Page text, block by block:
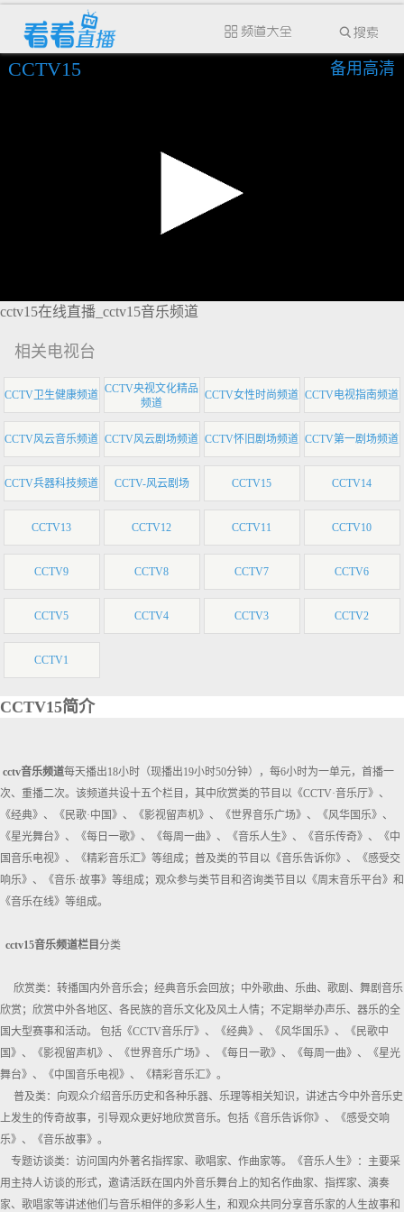
CCTV15 备用高清
cctv15在线直播_cctv15音乐频道
相关电视台
CCTV卫生健康频道 CCTV央视文化精品
频道
CCTV女性时尚频道 CCTV电视指南频道
CCTV风云音乐频道 CCTV风云剧场频道 CCTV怀旧剧场频道 CCTV第一剧场频道
CCTV兵器科技频道 CCTV-风云剧场 CCTV15 CCTV14
CCTV13 CCTV12 CCTV11 CCTV10
CCTV9 CCTV8 CCTV7 CCTV6
CCTV5 CCTV4 CCTV3 CCTV2
CCTV1
CCTV15简介
cctv音乐频道每天播出18小时（现播出19小时50分钟），每6小时为一单元，首播一
次、重播二次。该频道共设十五个栏目，其中欣赏类的节目以《CCTV·音乐厅》、
《经典》、《民歌·中国》、《影视留声机》、《世界音乐广场》、《风华国乐》、
《星光舞台》、《每日一歌》、《每周一曲》、《音乐人生》、《音乐传奇》、《中
国音乐电视》、《精彩音乐汇》等组成；普及类的节目以《音乐告诉你》、《感受交
响乐》、《音乐·故事》等组成；观众参与类节目和咨询类节目以《周末音乐平台》和
《音乐在线》等组成。
cctv15音乐频道栏目 分类
欣赏类：转播国内外音乐会；经典音乐会回放；中外歌曲、乐曲、歌剧、舞剧音乐
欣赏；欣赏中外各地区、各民族的音乐文化及风土人情；不定期举办声乐、器乐的全
国大型赛事和活动。 包括《CCTV音乐厅》、《经典》、《风华国乐》、《民歌中
国》、《影视留声机》、《世界音乐广场》、《每日一歌》、《每周一曲》、《星光
舞台》、《中国音乐电视》、《精彩音乐汇》。
普及类：向观众介绍音乐历史和各种乐器、乐理等相关知识，讲述古今中外音乐史
上发生的传奇故事，引导观众更好地欣赏音乐。包括《音乐告诉你》、《感受交响
乐》、《音乐故事》。
专题访谈类：访问国内外著名指挥家、歌唱家、作曲家等。《音乐人生》：主要采
用主持人访谈的形式，邀请活跃在国内外音乐舞台上的知名作曲家、指挥家、演奏
家、歌唱家等讲述他们与音乐相伴的多彩人生，和观众共同分享音乐家的人生故事和